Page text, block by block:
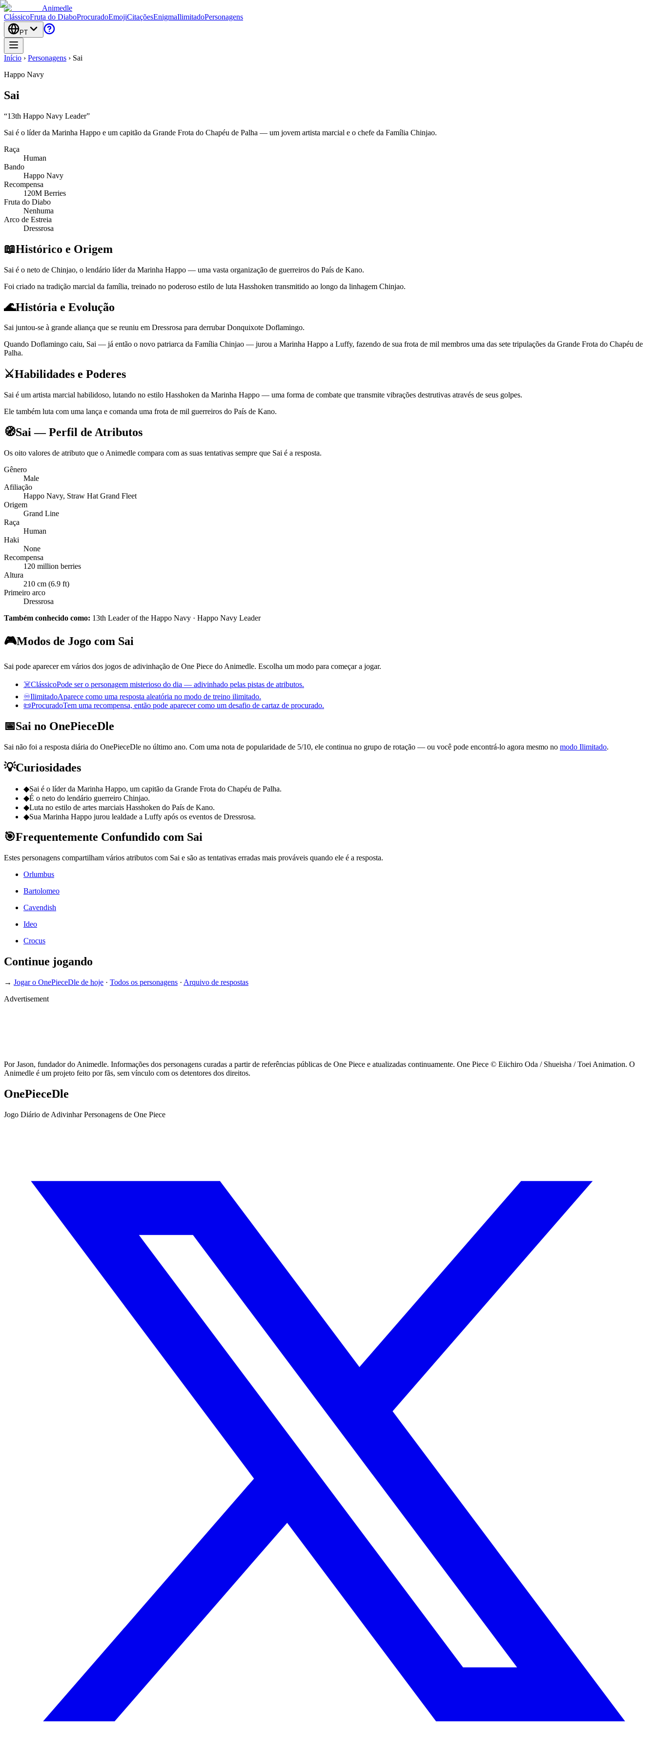
Animedle
ClássicoFruta do DiaboProcuradoEmojiCitaçõesEnigmaIlimitadoPersonagens
PT
Início › Personagens › Sai
Happo Navy
Sai
“13th Happo Navy Leader”
Sai é o líder da Marinha Happo e um capitão da Grande Frota do Chapéu de Palha — um jovem artista marcial e o chefe da Família Chinjao.
Raça
Human
Bando
Happo Navy
Recompensa
120M Berries
Fruta do Diabo
Nenhuma
Arco de Estreia
Dressrosa
📖Histórico e Origem
Sai é o neto de Chinjao, o lendário líder da Marinha Happo — uma vasta organização de guerreiros do País de Kano.
Foi criado na tradição marcial da família, treinado no poderoso estilo de luta Hasshoken transmitido ao longo da linhagem Chinjao.
🌊História e Evolução
Sai juntou-se à grande aliança que se reuniu em Dressrosa para derrubar Donquixote Doflamingo.
Quando Doflamingo caiu, Sai — já então o novo patriarca da Família Chinjao — jurou a Marinha Happo a Luffy, fazendo de sua frota de mil membros uma das sete tripulações da Grande Frota do Chapéu de
Palha.
⚔️Habilidades e Poderes
Sai é um artista marcial habilidoso, lutando no estilo Hasshoken da Marinha Happo — uma forma de combate que transmite vibrações destrutivas através de seus golpes.
Ele também luta com uma lança e comanda uma frota de mil guerreiros do País de Kano.
🧭Sai — Perfil de Atributos
Os oito valores de atributo que o Animedle compara com as suas tentativas sempre que Sai é a resposta.
Gênero
Male
Afiliação
Happo Navy, Straw Hat Grand Fleet
Origem
Grand Line
Raça
Human
Haki
None
Recompensa
120 million berries
Altura
210 cm (6.9 ft)
Primeiro arco
Dressrosa
Também conhecido como: 13th Leader of the Happo Navy · Happo Navy Leader
🎮Modos de Jogo com Sai
Sai pode aparecer em vários dos jogos de adivinhação de One Piece do Animedle. Escolha um modo para começar a jogar.
☠️ClássicoPode ser o personagem misterioso do dia — adivinhado pelas pistas de atributos.
♾️IlimitadoAparece como uma resposta aleatória no modo de treino ilimitado.
📜ProcuradoTem uma recompensa, então pode aparecer como um desafio de cartaz de procurado.
📅Sai no OnePieceDle
Sai não foi a resposta diária do OnePieceDle no último ano. Com uma nota de popularidade de 5/10, ele continua no grupo de rotação — ou você pode encontrá-lo agora mesmo no modo Ilimitado.
💡Curiosidades
◆Sai é o líder da Marinha Happo, um capitão da Grande Frota do Chapéu de Palha.
◆É o neto do lendário guerreiro Chinjao.
◆Luta no estilo de artes marciais Hasshoken do País de Kano.
◆Sua Marinha Happo jurou lealdade a Luffy após os eventos de Dressrosa.
🎯Frequentemente Confundido com Sai
Estes personagens compartilham vários atributos com Sai e são as tentativas erradas mais prováveis quando ele é a resposta.
Orlumbus
Bartolomeo
Cavendish
Ideo
Crocus
Continue jogando
→ Jogar o OnePieceDle de hoje · Todos os personagens · Arquivo de respostas
Advertisement
Por Jason, fundador do Animedle. Informações dos personagens curadas a partir de referências públicas de One Piece e atualizadas continuamente. One Piece © Eiichiro Oda / Shueisha / Toei Animation. O
Animedle é um projeto feito por fãs, sem vínculo com os detentores dos direitos.
OnePieceDle
Jogo Diário de Adivinhar Personagens de One Piece